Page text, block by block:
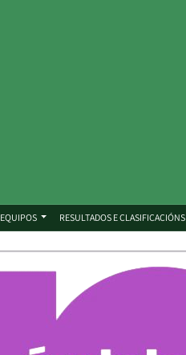
EQUIPOS RESULTADOS E CLASIFICACIÓNS